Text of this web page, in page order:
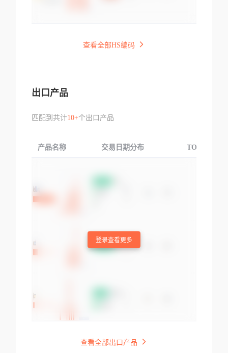
查看全部HS编码
出口产品
匹配到共计10+个出口产品
产品名称 交易日期分布 TOP3交易国
登录查看更多
查看全部出口产品